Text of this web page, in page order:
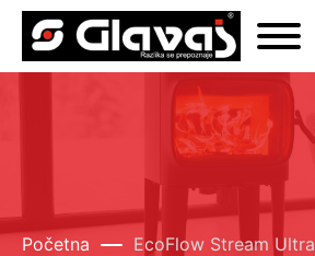
Početna EcoFlow Stream Ultra